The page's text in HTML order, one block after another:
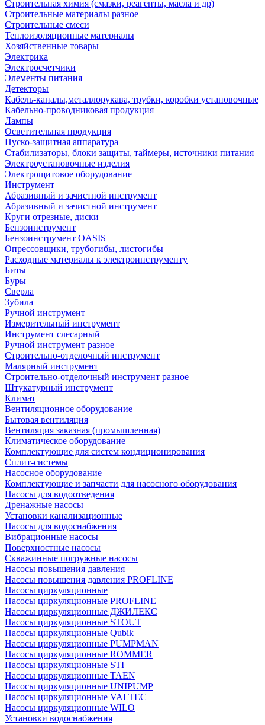
Строительная химия (смазки, реагенты, масла и др)
Строительные материалы разное
Строительные смеси
Теплоизоляционные материалы
Хозяйственные товары
Электрика
Электросчетчики
Элементы питания
Детекторы
Кабель-каналы,металлорукава, трубки, коробки установочные
Кабельно-проводниковая продукция
Лампы
Осветительная продукция
Пуско-защитная аппаратура
Стабилизаторы, блоки защиты, таймеры, источники питания
Электроустановочные изделия
Электрощитовое оборудование
Инструмент
Абразивный и зачистной инструмент
Абразивный и зачистной инструмент
Круги отрезные, диски
Бензоинструмент
Бензоинструмент OASIS
Опрессовщики, трубогибы, листогибы
Расходные материалы к электроинструменту
Биты
Буры
Сверла
Зубила
Ручной инструмент
Измерительный инструмент
Инструмент слесарный
Ручной инструмент разное
Строительно-отделочный инструмент
Малярный инструмент
Строительно-отделочный инструмент разное
Штукатурный инструмент
Климат
Вентиляционное оборудование
Бытовая вентиляция
Вентиляция заказная (промышленная)
Климатическое оборудование
Комплектующие для систем кондиционирования
Сплит-системы
Насосное оборудование
Комплектующие и запчасти для насосного оборудования
Насосы для водоотведения
Дренажные насосы
Установки канализационные
Насосы для водоснабжения
Вибрационные насосы
Поверхностные насосы
Скважинные погружные насосы
Насосы повышения давления
Насосы повышения давления PROFLINE
Насосы циркуляционные
Насосы циркуляционные PROFLINE
Насосы циркуляционные ДЖИЛЕКС
Насосы циркуляционные STOUT
Насосы циркуляционные Qubik
Насосы циркуляционные PUMPMAN
Насосы циркуляционные ROMMER
Насосы циркуляционные STI
Насосы циркуляционные TAEN
Насосы циркуляционные UNIPUMP
Насосы циркуляционные VALTEC
Насосы циркуляционные WILO
Установки водоснабжения